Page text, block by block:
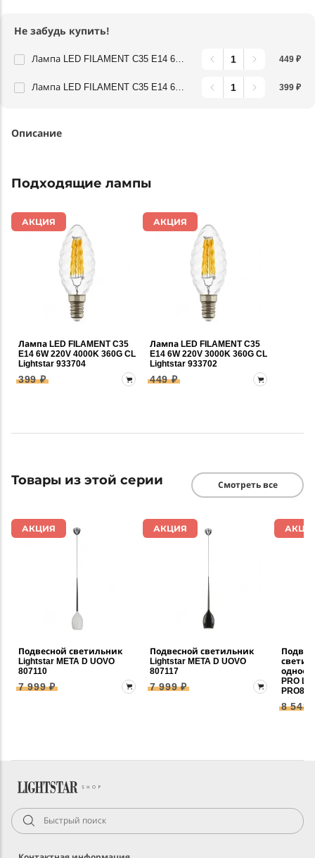
Не забудь купить!
Лампа LED FILAMENT C35 E14 6W 220V 3000K 360G CL Lightstar 933702 449 ₽
Лампа LED FILAMENT C35 E14 6W 220V 4000K 360G CL Lightstar 933704 399 ₽
Описание
Подходящие лампы
АКЦИЯ
Лампа LED FILAMENT C35
E14 6W 220V 4000K 360G CL
Lightstar 933704
399 ₽
АКЦИЯ
Лампа LED FILAMENT C35
E14 6W 220V 3000K 360G CL
Lightstar 933702
449 ₽
Товары из этой серии Смотреть все
АКЦИЯ
Подвесной светильник
Lightstar META D UOVO
807110
7 999 ₽
АКЦИЯ
Подвесной светильник
Lightstar META D UOVO
807117
7 999 ₽
PRO
8 548